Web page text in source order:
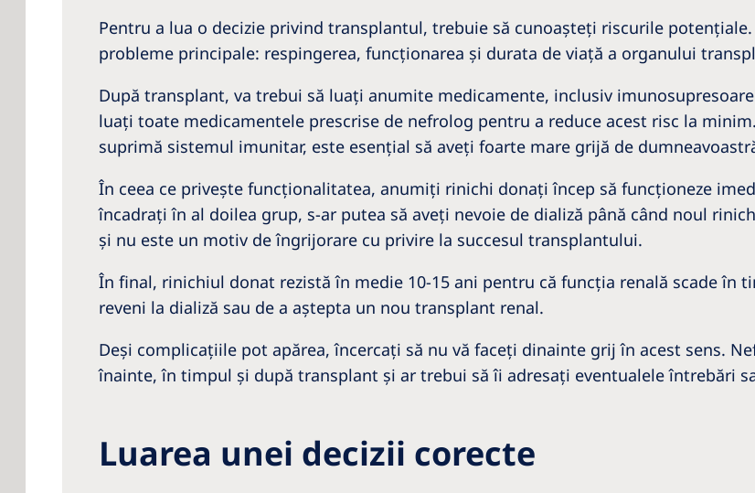
Pentru a lua o decizie privind transplantul, trebuie să cunoașteți riscurile
probleme principale: respingerea, funcţionarea şi durata de viaţă a organului
După transplant, va trebui să luaţi anumite medicamente, inclusiv
luaţi toate medicamentele prescrise de nefrolog pentru a reduce acest risc la
suprimă sistemul imunitar, este esenţial să aveţi foarte mare grijă de
În ceea ce priveşte funcţionalitatea, anumiţi rinichi donaţi încep să funcţioneze
încadraţi în al doilea grup, s-ar putea să aveţi nevoie de dializă până când noul
şi nu este un motiv de îngrijorare cu privire la succesul transplantului.
În final, rinichiul donat rezistă în medie 10-15 ani pentru că funcţia renală scade în
reveni la dializă sau de a aştepta un nou transplant renal.
Deşi complicaţiile pot apărea, încercaţi să nu vă faceţi dinainte grij în acest sens.
înainte, în timpul şi după transplant şi ar trebui să îi adresaţi eventualele întrebări
Luarea unei decizii corecte